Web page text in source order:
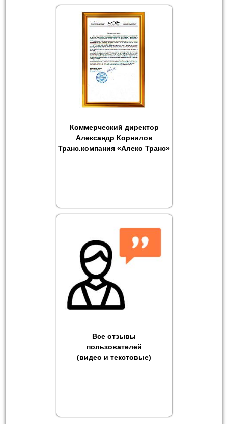
Коммерческий директор
Александр Корнилов
Транс.компания «Алеко Транс»
Все отзывы
пользователей
(видео и текстовые)